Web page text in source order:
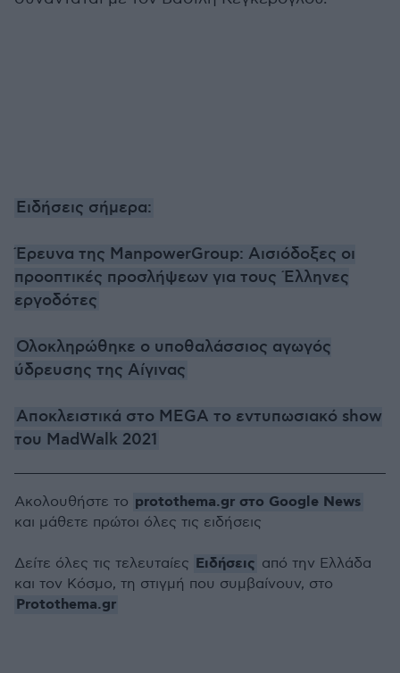
Ειδήσεις σήμερα:
Έρευνα της ManpowerGroup: Αισιόδοξες οι
προοπτικές προσλήψεων για τους Έλληνες
εργοδότες
Ολοκληρώθηκε ο υποθαλάσσιος αγωγός
ύδρευσης της Αίγινας
Aποκλειστικά στο MEGA το εντυπωσιακό show
του MadWalk 2021
Ακολουθήστε το protothema.gr στο Google News
και μάθετε πρώτοι όλες τις ειδήσεις
Δείτε όλες τις τελευταίες Ειδήσεις από την Ελλάδα
και τον Κόσμο, τη στιγμή που συμβαίνουν, στο
Protothema.gr